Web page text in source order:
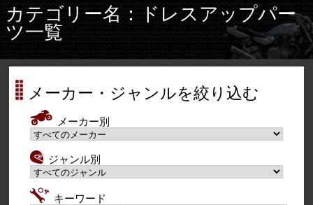
カテゴリー名：ドレスアップパー
ツ一覧
メーカー・ジャンルを絞り込む
メーカー別
ジャンル別
キーワード